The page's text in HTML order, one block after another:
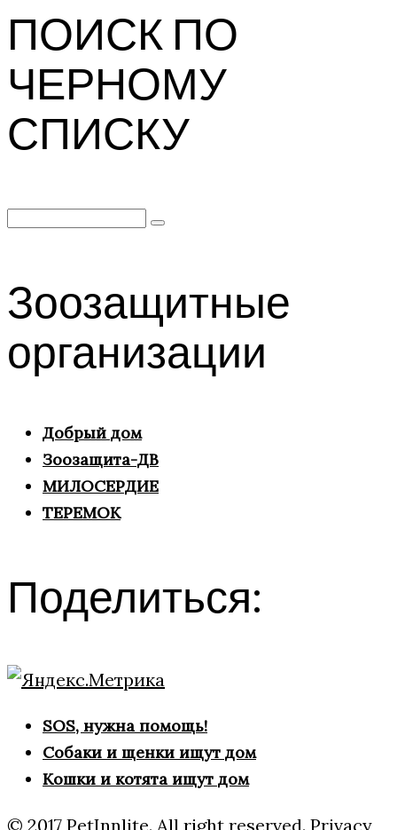
ПОИСК ПО
ЧЕРНОМУ
СПИСКУ
Search
Зоозащитные
организации
Добрый дом
Зоозащита-ДВ
МИЛОСЕРДИЕ
ТЕРЕМОК
Поделиться:
SOS, нужна помощь!
Собаки и щенки ищут дом
Кошки и котята ищут дом
© 2017 PetInnlite. All right reserved. Privacy